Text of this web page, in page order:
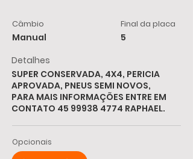
Câmbio
Manual
Final da placa
5
Detalhes
SUPER CONSERVADA, 4X4, PERICIA
APROVADA, PNEUS SEMI NOVOS,
PARA MAIS INFORMAÇÕES ENTRE EM
CONTATO 45 99938 4774 RAPHAEL.
Opcionais